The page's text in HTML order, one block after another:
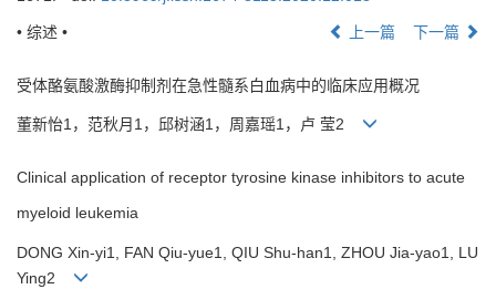
• 综述 • 上一篇 下一篇
受体酪氨酸激酶抑制剂在急性髓系白血病中的临床应用概况
董新怡1，范秋月1，邱树涵1，周嘉瑶1，卢 莹2
Clinical application of receptor tyrosine kinase inhibitors to acute
myeloid leukemia
DONG Xin-yi1, FAN Qiu-yue1, QIU Shu-han1, ZHOU Jia-yao1, LU
Ying2